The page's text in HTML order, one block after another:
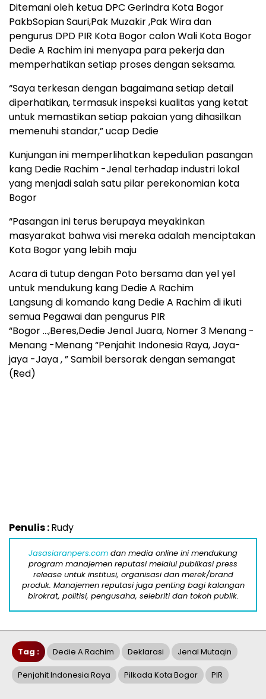
Ditemani oleh ketua DPC Gerindra Kota Bogor
PakbSopian Sauri,Pak Muzakir ,Pak Wira dan
pengurus DPD PIR Kota Bogor calon Wali Kota Bogor
Dedie A Rachim ini menyapa para pekerja dan
memperhatikan setiap proses dengan seksama.
“Saya terkesan dengan bagaimana setiap detail
diperhatikan, termasuk inspeksi kualitas yang ketat
untuk memastikan setiap pakaian yang dihasilkan
memenuhi standar,” ucap Dedie
Kunjungan ini memperlihatkan kepedulian pasangan
kang Dedie Rachim -Jenal terhadap industri lokal
yang menjadi salah satu pilar perekonomian kota
Bogor
“Pasangan ini terus berupaya meyakinkan
masyarakat bahwa visi mereka adalah menciptakan
Kota Bogor yang lebih maju
Acara di tutup dengan Poto bersama dan yel yel
untuk mendukung kang Dedie A Rachim
Langsung di komando kang Dedie A Rachim di ikuti
semua Pegawai dan pengurus PIR
“Bogor …,Beres,Dedie Jenal Juara, Nomer 3 Menang -
Menang -Menang “Penjahit Indonesia Raya, Jaya-
jaya -Jaya , ” Sambil bersorak dengan semangat
(Red)
Penulis :Rudy
Jasasiaranpers.com dan media online ini mendukung
program manajemen reputasi melalui publikasi press
release untuk institusi, organisasi dan merek/brand
produk. Manajemen reputasi juga penting bagi kalangan
birokrat, politisi, pengusaha, selebriti dan tokoh publik.
Tag : Dedie A Rachim Deklarasi Jenal Mutaqin
Penjahit Indonesia Raya Pilkada Kota Bogor PIR